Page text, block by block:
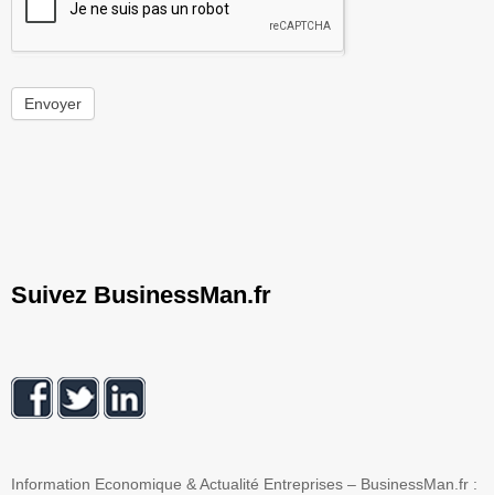
Envoyer
Suivez BusinessMan.fr
Information Economique & Actualité Entreprises – BusinessMan.fr :